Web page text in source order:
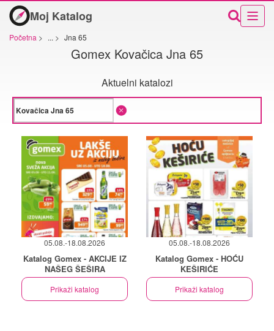
Moj Katalog
Početna > ... > Jna 65
Gomex Kovačica Jna 65
Aktuelni katalozi
05.08.-18.08.2026
Katalog Gomex - AKCIJE IZ
NAŠEG ŠEŠIRA
Prikaži katalog
05.08.-18.08.2026
Katalog Gomex - HOĆU
KEŠIRIĆE
Prikaži katalog